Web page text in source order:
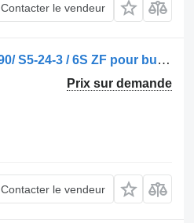
Contacter le vendeur
Boîte de vitesses ZF 8S180IT . 6S150C. 8S140 IT.6S80+GV80/ 6S90/ S5-24-3 / 6S ZF pour bus Van Hool Neoplan
Prix sur demande
Contacter le vendeur